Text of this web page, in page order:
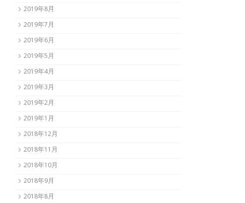
2019年8月
2019年7月
2019年6月
2019年5月
2019年4月
2019年3月
2019年2月
2019年1月
2018年12月
2018年11月
2018年10月
2018年9月
2018年8月